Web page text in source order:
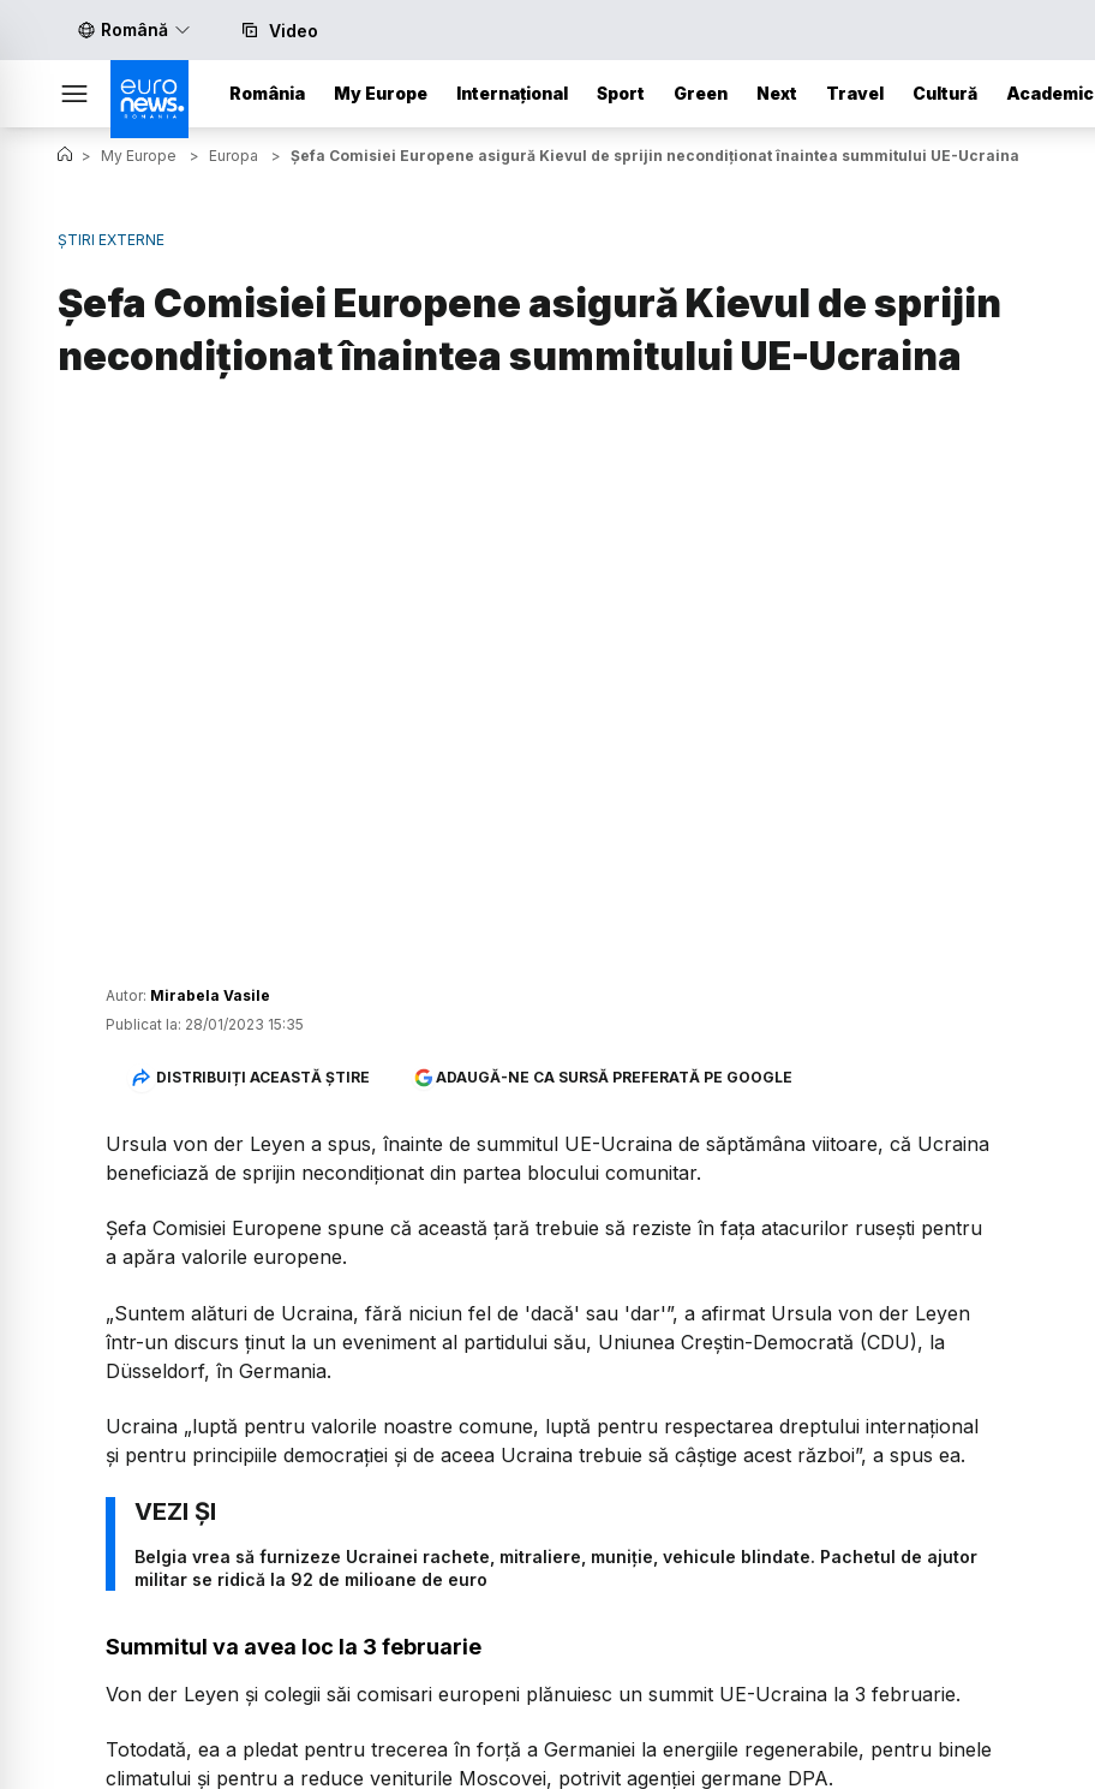
Română Video
România My Europe Internațional Sport Green Next Travel Cultură Academic
> My Europe > Europa > Șefa Comisiei Europene asigură Kievul de sprijin necondiţionat înaintea summitului UE-Ucraina
ȘTIRI EXTERNE
Șefa Comisiei Europene asigură Kievul de sprijin
necondiţionat înaintea summitului UE-Ucraina
Autor: Mirabela Vasile
Publicat la: 28/01/2023 15:35
DISTRIBUIȚI ACEASTĂ ȘTIRE ADAUGĂ-NE CA SURSĂ PREFERATĂ PE GOOGLE
Ursula von der Leyen a spus, înainte de summitul UE-Ucraina de săptămâna viitoare, că Ucraina
beneficiază de sprijin necondiţionat din partea blocului comunitar.
Şefa Comisiei Europene spune că această ţară trebuie să reziste în faţa atacurilor ruseşti pentru
a apăra valorile europene.
„Suntem alături de Ucraina, fără niciun fel de 'dacă' sau 'dar'”, a afirmat Ursula von der Leyen
într-un discurs ţinut la un eveniment al partidului său, Uniunea Creştin-Democrată (CDU), la
Düsseldorf, în Germania.
Ucraina „luptă pentru valorile noastre comune, luptă pentru respectarea dreptului internaţional
şi pentru principiile democraţiei şi de aceea Ucraina trebuie să câştige acest război”, a spus ea.
Belgia vrea să furnizeze Ucrainei rachete, mitraliere, muniţie, vehicule blindate. Pachetul de ajutor
militar se ridică la 92 de milioane de euro
Summitul va avea loc la 3 februarie
Von der Leyen şi colegii săi comisari europeni plănuiesc un summit UE-Ucraina la 3 februarie.
Totodată, ea a pledat pentru trecerea în forţă a Germaniei la energiile regenerabile, pentru binele
climatului şi pentru a reduce veniturile Moscovei, potrivit agenției germane DPA.